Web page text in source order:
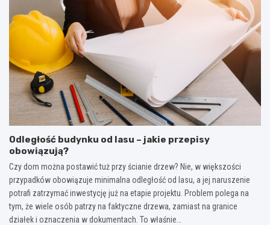
Odległość budynku od lasu – jakie przepisy
obowiązują?
Czy dom można postawić tuż przy ścianie drzew? Nie, w większości
przypadków obowiązuje minimalna odległość od lasu, a jej naruszenie
potrafi zatrzymać inwestycję już na etapie projektu. Problem polega na
tym, że wiele osób patrzy na faktyczne drzewa, zamiast na granice
działek i oznaczenia w dokumentach. To właśnie…